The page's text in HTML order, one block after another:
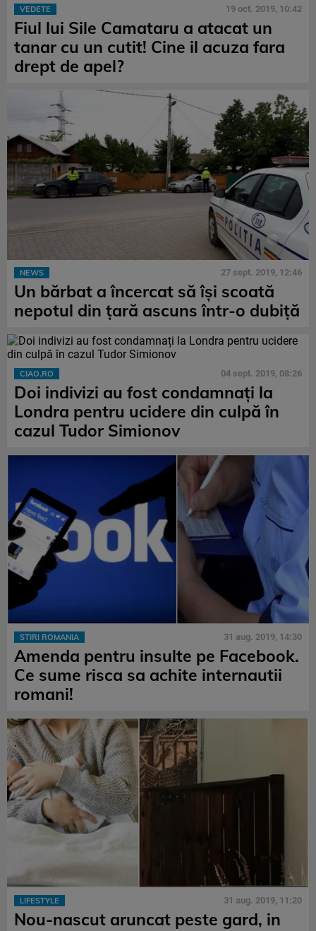
VEDETE 19 oct. 2019, 10:42
Fiul lui Sile Camataru a atacat un
tanar cu un cutit! Cine il acuza fara
drept de apel?
NEWS 27 sept. 2019, 12:46
Un bărbat a încercat să își scoată
nepotul din țară ascuns într-o dubiță
CIAO.RO 04 sept. 2019, 08:26
Doi indivizi au fost condamnați la
Londra pentru ucidere din culpă în
cazul Tudor Simionov
STIRI ROMANIA 31 aug. 2019, 14:30
Amenda pentru insulte pe Facebook.
Ce sume risca sa achite internautii
romani!
LIFESTYLE 31 aug. 2019, 11:20
Nou-nascut aruncat peste gard, in